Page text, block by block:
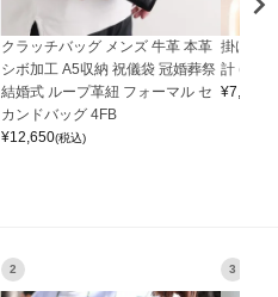
クラッチバッグ メンズ 牛革 本革
シボ加工 A5収納 祝儀袋 冠婚葬祭
結婚式 ループ革紐 フォーマル セ
カンドバッグ 4FB
¥12,650(税込)
掛け時
計
¥7,150
2 3